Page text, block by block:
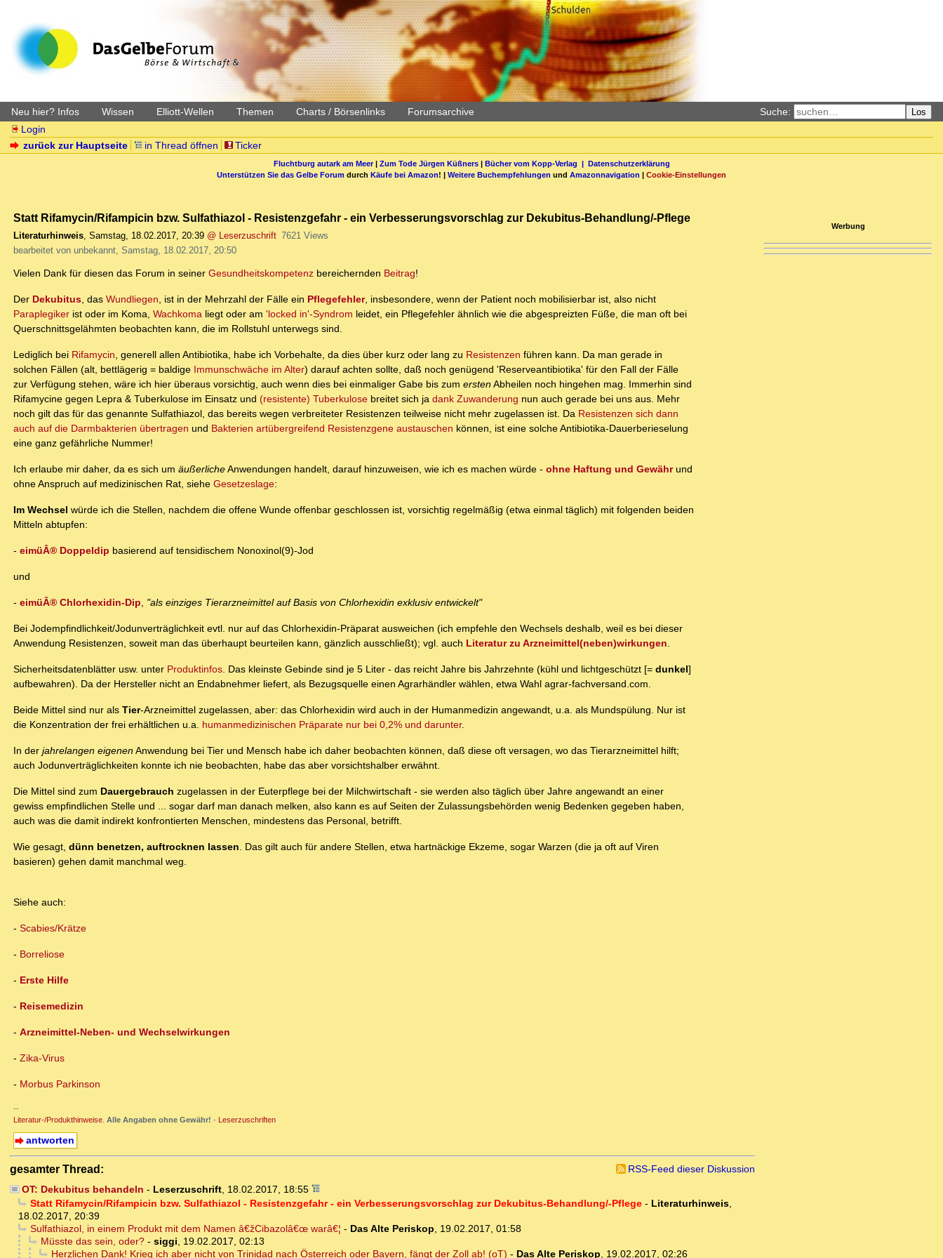
Neu hier? Infos Wissen Elliott-Wellen Themen Charts / Börsenlinks Forumsarchive Suche: Los
Login
zurück zur Hauptseite
in Thread öffnen Ticker
Fluchtburg autark am Meer| Zum Tode Jürgen Küßners| Bücher vom Kopp-Verlag | Datenschutzerklärung
Unterstützen Sie das Gelbe Forum durch Käufe bei Amazon! | Weitere Buchempfehlungen und Amazonnavigation | Cookie-Einstellungen
Statt Rifamycin/Rifampicin bzw. Sulfathiazol - Resistenzgefahr - ein Verbesserungsvorschlag zur Dekubitus-Behandlung/-Pflege
Literaturhinweis, Samstag, 18.02.2017, 20:39 @ Leserzuschrift 7621 Views
bearbeitet von unbekannt, Samstag, 18.02.2017, 20:50
Vielen Dank für diesen das Forum in seiner Gesundheitskompetenz bereichernden Beitrag!
Der Dekubitus, das Wundliegen, ist in der Mehrzahl der Fälle ein Pflegefehler, insbesondere, wenn der Patient noch mobilisierbar ist, also nicht
Paraplegiker ist oder im Koma, Wachkoma liegt oder am 'locked in'-Syndrom leidet, ein Pflegefehler ähnlich wie die abgespreizten Füße, die man oft bei
Querschnittsgelähmten beobachten kann, die im Rollstuhl unterwegs sind.
Lediglich bei Rifamycin, generell allen Antibiotika, habe ich Vorbehalte, da dies über kurz oder lang zu Resistenzen führen kann. Da man gerade in
solchen Fällen (alt, bettlägerig = baldige Immunschwäche im Alter) darauf achten sollte, daß noch genügend 'Reserveantibiotika' für den Fall der Fälle
zur Verfügung stehen, wäre ich hier überaus vorsichtig, auch wenn dies bei einmaliger Gabe bis zum erstenAbheilen noch hingehen mag. Immerhin sind
Rifamycine gegen Lepra & Tuberkulose im Einsatz und (resistente) Tuberkulose breitet sich ja dank Zuwanderung nun auch gerade bei uns aus. Mehr
noch gilt das für das genannte Sulfathiazol, das bereits wegen verbreiteter Resistenzen teilweise nicht mehr zugelassen ist. Da Resistenzen sich dann
auch auf die Darmbakterien übertragen und Bakterien artübergreifend Resistenzgene austauschen können, ist eine solche Antibiotika-Dauerberieselung
eine ganz gefährliche Nummer!
Ich erlaube mir daher, da es sich um äußerlicheAnwendungen handelt, darauf hinzuweisen, wie ich es machen würde - ohne Haftung und Gewährund
ohne Anspruch auf medizinischen Rat, siehe Gesetzeslage:
Im Wechsel würde ich die Stellen, nachdem die offene Wunde offenbar geschlossen ist, vorsichtig regelmäßig (etwa einmal täglich) mit folgenden beiden
Mitteln abtupfen:
- eimüÂ® Doppeldip basierend auf tensidischem Nonoxinol(9)-Jod
und
- eimüÂ® Chlorhexidin-Dip, "als einziges Tierarzneimittel auf Basis von Chlorhexidin exklusiv entwickelt"
Bei Jodempfindlichkeit/Jodunverträglichkeit evtl. nur auf das Chlorhexidin-Präparat ausweichen (ich empfehle den Wechsels deshalb, weil es bei dieser
Anwendung Resistenzen, soweit man das überhaupt beurteilen kann, gänzlich ausschließt); vgl. auch Literatur zu Arzneimittel(neben)wirkungen.
Sicherheitsdatenblätter usw. unter Produktinfos. Das kleinste Gebinde sind je 5 Liter - das reicht Jahre bis Jahrzehnte (kühl und lichtgeschützt [= dunkel]
aufbewahren). Da der Hersteller nicht an Endabnehmer liefert, als Bezugsquelle einen Agrarhändler wählen, etwa Wahl agrar-fachversand.com.
Beide Mittel sind nur als Tier-Arzneimittel zugelassen, aber: das Chlorhexidin wird auch in der Humanmedizin angewandt, u.a. als Mundspülung. Nur ist
die Konzentration der frei erhältlichen u.a. humanmedizinischen Präparate nur bei 0,2% und darunter.
In der jahrelangen eigenenAnwendung bei Tier und Mensch habe ich daher beobachten können, daß diese oft versagen, wo das Tierarzneimittel hilft;
auch Jodunverträglichkeiten konnte ich nie beobachten, habe das aber vorsichtshalber erwähnt.
Die Mittel sind zum Dauergebrauch zugelassen in der Euterpflege bei der Milchwirtschaft - sie werden also täglich über Jahre angewandt an einer
gewiss empfindlichen Stelle und ... sogar darf man danach melken, also kann es auf Seiten der Zulassungsbehörden wenig Bedenken gegeben haben,
auch was die damit indirekt konfrontierten Menschen, mindestens das Personal, betrifft.
Wie gesagt, dünn benetzen, auftrocknen lassen. Das gilt auch für andere Stellen, etwa hartnäckige Ekzeme, sogar Warzen (die ja oft auf Viren
basieren) gehen damit manchmal weg.
Siehe auch:
- Scabies/Krätze
- Borreliose
- Erste Hilfe
- Reisemedizin
- Arzneimittel-Neben- und Wechselwirkungen
- Zika-Virus
- Morbus Parkinson
--
Literatur-/Produkthinweise. Alle Angaben ohne Gewähr! - Leserzuschriften
antworten
gesamter Thread:
RSS-Feed dieser Diskussion
OT: Dekubitus behandeln - Leserzuschrift, 18.02.2017, 18:55
Statt Rifamycin/Rifampicin bzw. Sulfathiazol - Resistenzgefahr - ein Verbesserungsvorschlag zur Dekubitus-Behandlung/-Pflege- Literaturhinweis,
18.02.2017, 20:39
Sulfathiazol, in einem Produkt mit dem Namen â€žCibazolâ€œ warâ€¦ - Das Alte Periskop, 19.02.2017, 01:58
Müsste das sein, oder?- siggi, 19.02.2017, 02:13
Herzlichen Dank! Krieg ich aber nicht von Trinidad nach Österreich oder Bayern, fängt der Zoll ab! (oT) - Das Alte Periskop, 19.02.2017, 02:26
Werbung